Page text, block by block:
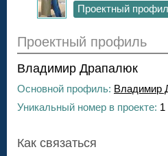
Проектный
Проектный профиль
Владимир Драпалюк
Основной профиль: Владимир
Уникальный номер в проекте: 1
Как связаться